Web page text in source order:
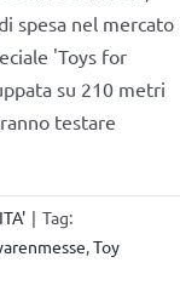
spesa nel mercato
'Toys for
su 210 metri
testare
| Tag:
Toy